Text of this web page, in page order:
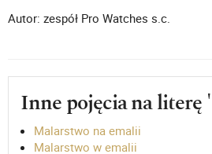
Autor: zespół Pro Watches s.c.
Inne pojęcia na literę
Malarstwo na emalii
Malarstwo w emalii